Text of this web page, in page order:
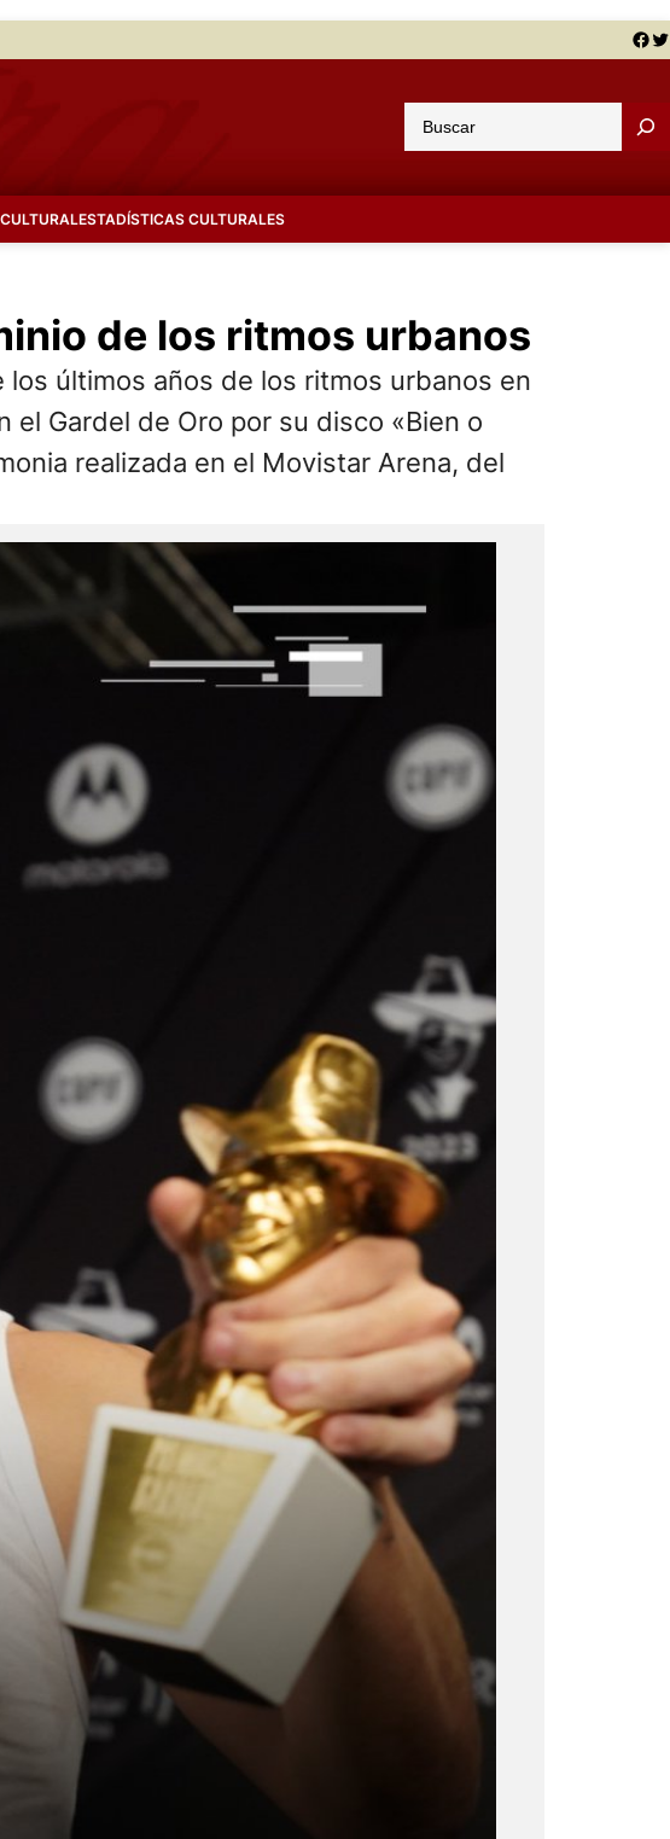
Facebook Twitter
u
a
ESTADÍSTICAS CULTURALES
de los ritmos urbanos
los últimos años de los ritmos urbanos en
el Gardel de Oro por su disco «Bien o
realizada en el Movistar Arena, del
principal candidato con nueve
por el tema «Argentina» junto a Nathy
en el tema «Sudaka» de Dante
en siete categorías, se alzó con el
por «El lado oscuro del corazón».
sobre el escenario Dante al
al definirlo como «uno de los mejores